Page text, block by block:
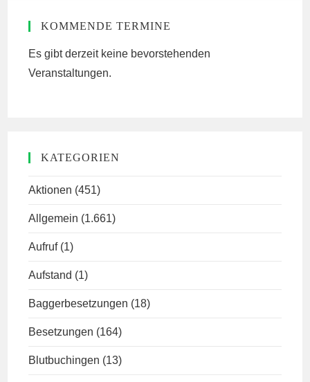
KOMMENDE TERMINE
Es gibt derzeit keine bevorstehenden
Veranstaltungen.
KATEGORIEN
Aktionen (451)
Allgemein (1.661)
Aufruf (1)
Aufstand (1)
Baggerbesetzungen (18)
Besetzungen (164)
Blutbuchingen (13)